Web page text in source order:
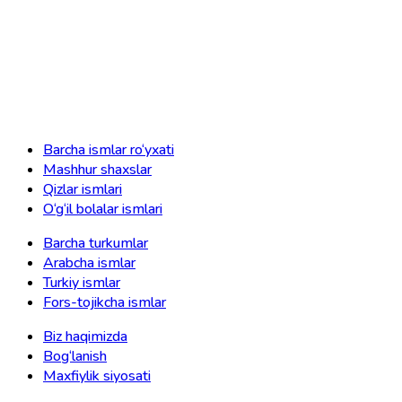
Barcha ismlar ro‘yxati
Mashhur shaxslar
Qizlar ismlari
O‘g‘il bolalar ismlari
Barcha turkumlar
Arabcha ismlar
Turkiy ismlar
Fors-tojikcha ismlar
Biz haqimizda
Bog‘lanish
Maxfiylik siyosati